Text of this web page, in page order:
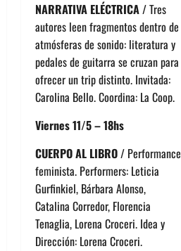
NARRATIVA ELÉCTRICA/ Tres
autores leen fragmentos dentro de
atmósferas de sonido: literatura y
pedales de guitarra se cruzan para
ofrecer un trip distinto. Invitada:
Carolina Bello. Coordina: La Coop.
Viernes 11/5 – 18hs
CUERPO AL LIBRO/ Performance
feminista. Performers: Leticia
Gurfinkiel, Bárbara Alonso,
Catalina Corredor, Florencia
Tenaglia, Lorena Croceri. Idea y
Dirección: Lorena Croceri.